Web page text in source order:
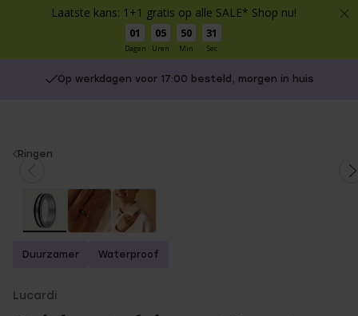
Laatste kans: 1+1 gratis op alle SALE* Shop nu!
01
Dagen
05
Uren
50
Min
30
Sec
Op werkdagen voor 17:00 besteld, morgen in huis
You
here:
Ringen
Duurzamer Waterproof
Lucardi